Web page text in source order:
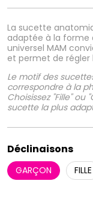
La sucette
adaptée à la forme
universel MAM
et permet de régler
Le motif des
correspondre à la
Choisissez "Fille"
sucette la plus
Déclinaisons
GARÇON FILLE